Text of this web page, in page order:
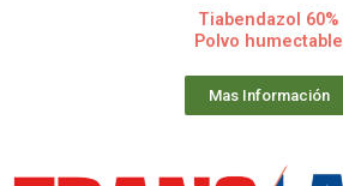
Tiabendazol 60%
Polvo humectable
Mas Información